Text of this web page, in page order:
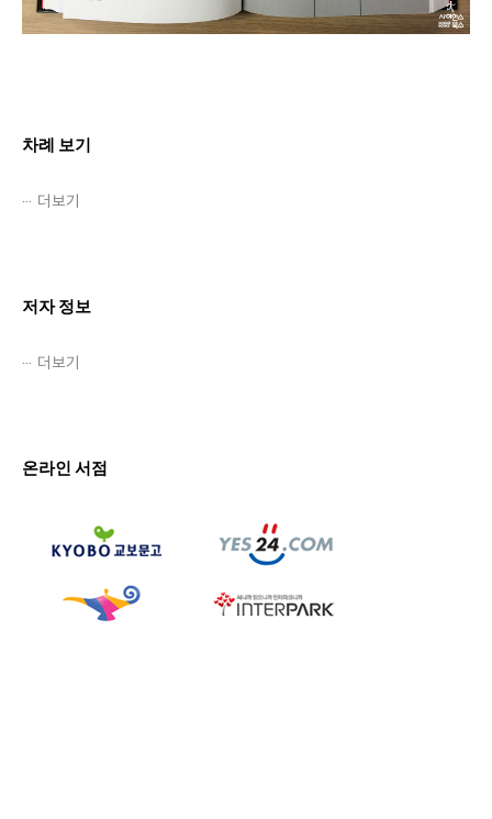
차례 보기
더보기
저자 정보
더보기
온라인 서점